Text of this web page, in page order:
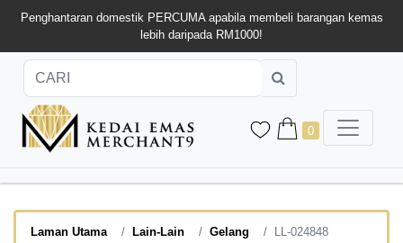
Penghantaran domestik PERCUMA apabila membeli barangan kemas
lebih daripada RM1000!
0
Laman Utama Lain-Lain Gelang LL-024848